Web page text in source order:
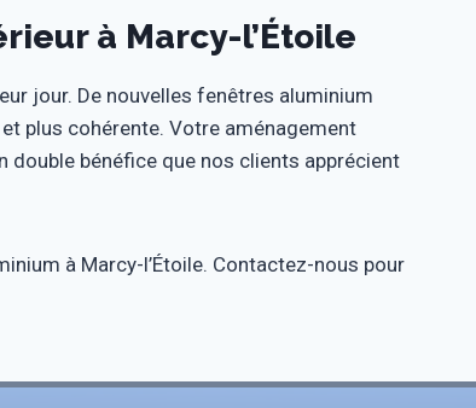
à Marcy-l’Étoile
jour. De nouvelles fenêtres aluminium
plus cohérente. Votre aménagement
double bénéfice que nos clients apprécient
à Marcy-l’Étoile. Contactez-nous pour